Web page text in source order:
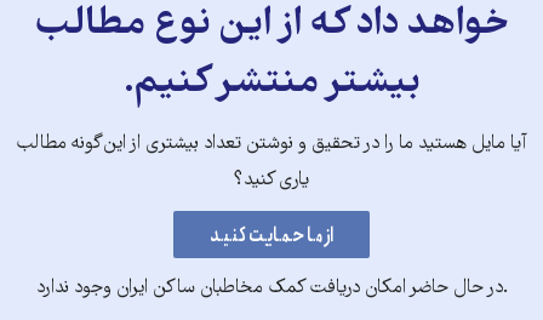
خواهد داد که از این نوع مطالب
بیشتر منتشر کنیم.
آیا مایل هستید ما را در تحقیق و نوشتن تعداد بیشتری از این‌گونه مطالب
یاری کنید؟
.در حال حاضر امکان دریافت کمک مخاطبان ساکن ایران وجود ندارد